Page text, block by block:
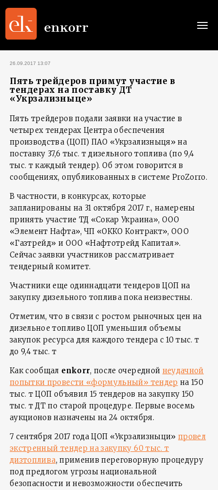
26.09.2017 13:07
Пять трейдеров примут участие в
тендерах на поставку ДТ
«Укрзализныце»
Пять трейдеров подали заявки на участие в
четырех тендерах Центра обеспечения
производства (ЦОП) ПАО «Укрзализныця» на
поставку 37,6 тыс. т дизельного топлива (по 9,4
тыс. т каждый тендер). Об этом говорится в
сообщениях, опубликованных в системе ProZorro.
В частности, в конкурсах, которые
запланированы на 31 октября 2017 г., намерены
принять участие ТД «Сокар Украина», ООО
«Элемент Нафта», ЧП «ОККО Контракт», ООО
«Газтрейд» и ООО «Нафтотрейд Капитал».
Сейчас заявки участников рассматривает
тендерный комитет.
Участники еще одиннадцати тендеров ЦОП на
закупку дизельного топлива пока неизвестны.
Отметим, что в связи с ростом рыночных цен на
дизельное топливо ЦОП уменьшил объемы
закупок ресурса для каждого тендера с 10 тыс. т
до 9,4 тыс. т
Как сообщал enkorr, после очередной неудачной
попытки провести «формульный» тендер на 150
тыс. т ЦОП объявил 15 тендеров на закупку 150
тыс. т ДТ по старой процедуре. Первые восемь
аукционов назначены на 24 октября.
7 сентября 2017 года ЦОП «Укрзализныци» провел
экстренный тендер на закупку 60 тыс. т
дизтоплива, применив переговорную процедуру
под предлогом угрозы национальной
безопасности и невозможности обеспечить